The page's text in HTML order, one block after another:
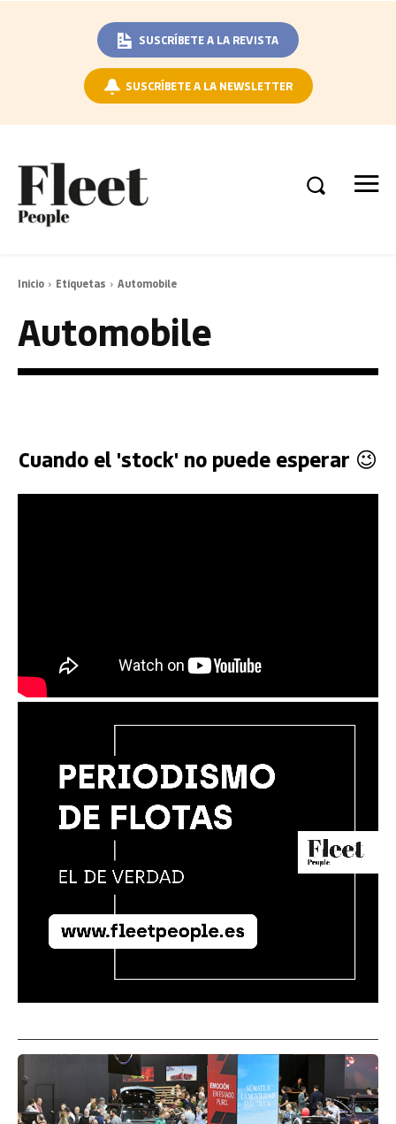
SUSCRÍBETE A LA REVISTA
SUSCRÍBETE A LA NEWSLETTER
Inicio Etiquetas Automobile
Automobile
Cuando el 'stock' no puede esperar 😉